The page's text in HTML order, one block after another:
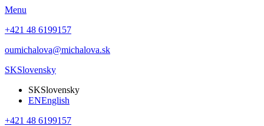
Menu
+421 48 6199157
oumichalova@michalova.sk
SKSlovensky
SKSlovensky
ENEnglish
+421 48 6199157